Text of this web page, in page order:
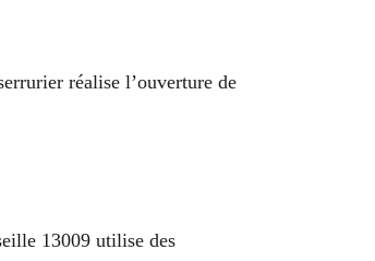
réalise l’ouverture de
13009 utilise des